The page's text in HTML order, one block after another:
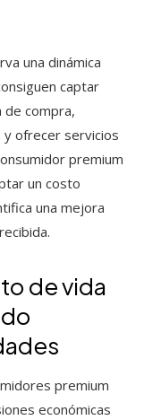
una dinámica
captar
de compra,
ofrecer servicios
premium
un costo
una mejora
de vida
premium
económicas